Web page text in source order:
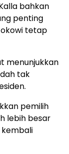
bahkan
penting
tetap
menunjukkan
tak
pemilih
lebih besar